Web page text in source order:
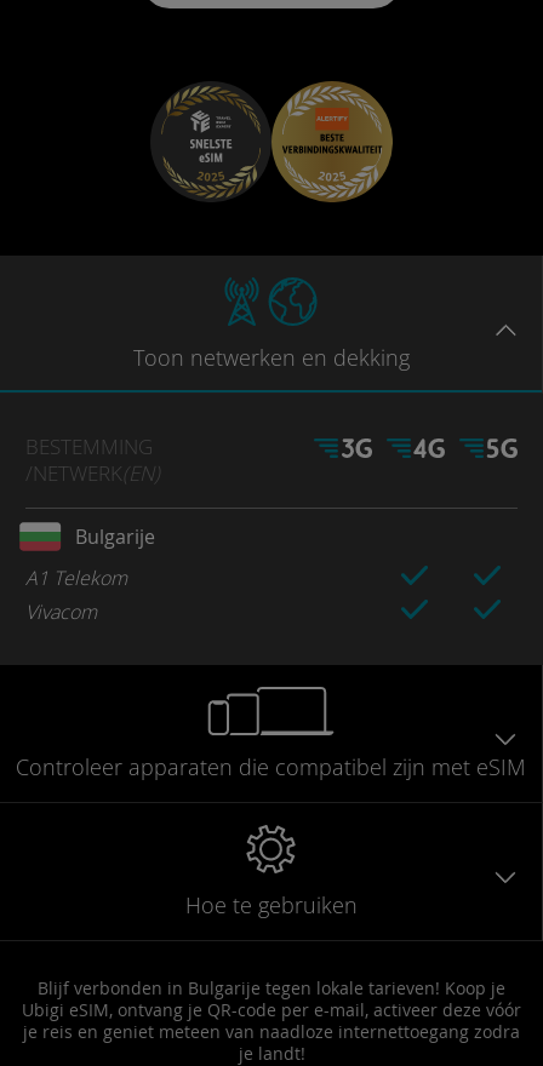
Toon netwerken en dekking
BESTEMMING
/NETWERK(EN)
Bulgarije
A1 Telekom
Vivacom
Controleer apparaten die compatibel zijn met eSIM
Hoe te gebruiken
Blijf verbonden in Bulgarije tegen lokale tarieven! Koop je
Ubigi eSIM, ontvang je QR-code per e-mail, activeer deze vóór
je reis en geniet meteen van naadloze internettoegang zodra
je landt!